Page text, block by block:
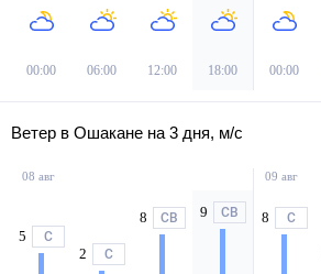
00:00 06:00 12:00 18:00 00:00
Ветер в Ошакане на 3 дня, м/с
08 авг
5 С
2 С
8 СВ 9 СВ
09 авг
8 С